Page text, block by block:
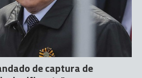
de captura de